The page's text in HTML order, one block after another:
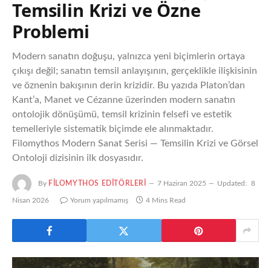
Temsilin Krizi ve Özne
Problemi
Modern sanatın doğuşu, yalnızca yeni biçimlerin ortaya
çıkışı değil; sanatın temsil anlayışının, gerçeklikle ilişkisinin
ve öznenin bakışının derin krizidir. Bu yazıda Platon’dan
Kant’a, Manet ve Cézanne üzerinden modern sanatın
ontolojik dönüşümü, temsil krizinin felsefi ve estetik
temelleriyle sistematik biçimde ele alınmaktadır.
Filomythos Modern Sanat Serisi — Temsilin Krizi ve Görsel
Ontoloji dizisinin ilk dosyasıdır.
By FILOMYTHOS EDITÖRLERI 7 Haziran 2025 Updated: 8
Nisan 2026 Yorum yapılmamış 4 Mins Read